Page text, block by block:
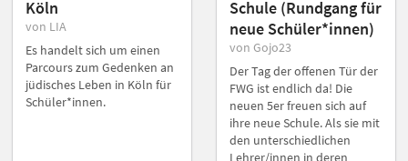
Köln
von LIA
Es handelt sich um einen
Parcours zum Gedenken an
jüdisches Leben in Köln für
Schüler*innen.
Schule (Rundgang für
neue Schüler*innen)
von Gojo23
Der Tag der offenen Tür der
FWG ist endlich da! Die
neuen 5er freuen sich auf
ihre neue Schule. Als sie mit
den unterschiedlichen
Lehrer/innen in deren